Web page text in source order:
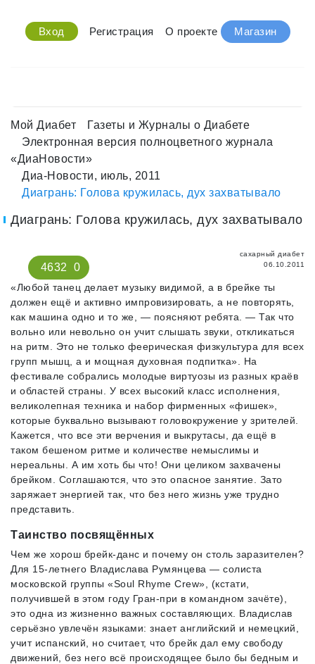
Вход Регистрация О проекте Магазин
Мой Диабет
Газеты и Журналы о Диабете
Электронная версия полноцветного журнала
«ДиаНовости»
Диа-Новости, июль, 2011
Диагрань: Голова кружилась, дух захватывало
Диагрань: Голова кружилась, дух захватывало
4632 0
сахарный диабет
06.10.2011
«Любой танец делает музыку видимой, а в брейке ты
должен ещё и активно импровизировать, а не повторять,
как машина одно и то же, — поясняют ребята. — Так что
вольно или невольно он учит слышать звуки, откликаться
на ритм. Это не только феерическая физкультура для всех
групп мышц, а и мощная духовная подпитка». На
фестивале собрались молодые виртуозы из разных краёв
и областей страны. У всех высокий класс исполнения,
великолепная техника и набор фирменных «фишек»,
которые буквально вызывают головокружение у зрителей.
Кажется, что все эти верчения и выкрутасы, да ещё в
таком бешеном ритме и количестве немыслимы и
нереальны. А им хоть бы что! Они целиком захвачены
брейком. Соглашаются, что это опасное занятие. Зато
заряжает энергией так, что без него жизнь уже трудно
представить.
Таинство посвящённых
Чем же хорош брейк-данс и почему он столь заразителен?
Для 15-летнего Владислава Румянцева — солиста
московской группы «Sоul Rhyme Crew», (кстати,
получившей в этом году Гран-при в командном зачёте),
это одна из жизненно важных составляющих. Владислав
серьёзно увлечён языками: знает английский и немецкий,
учит испанский, но считает, что брейк дал ему свободу
движений, без него всё происходящее было бы бедным и